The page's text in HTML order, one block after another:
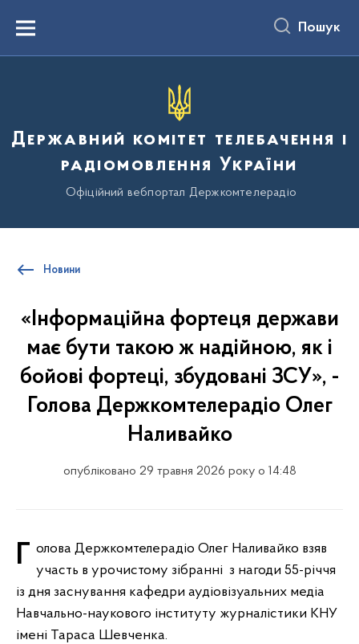
вмістуMenu Пошук
Державний комітет телебачення і
радіомовлення України
Офіційний вебпортал Держкомтелерадіо
Новини
«Інформаційна фортеця держави
має бути такою ж надійною, як і
бойові фортеці, збудовані ЗСУ», -
Голова Держкомтелерадіо Олег
Наливайко
опубліковано 29 травня 2026 року о 14:48
Голова Держкомтелерадіо Олег Наливайко взяв участь в урочистому зібранні з нагоди 55-річчя
із дня заснування кафедри аудіовізуальних медіа
Навчально-наукового інституту журналістики КНУ
імені Тараса Шевченка.